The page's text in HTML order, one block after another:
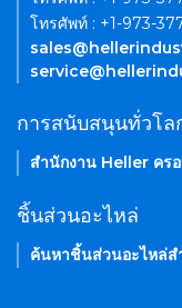
โทรศัพท์ : +1-973-
การสนับสนุนทั่วโล
สำนักงาน Heller คร
ชิ้นส่วนอะไหล่
ค้นหาชิ้นส่วนอะไหล่ส